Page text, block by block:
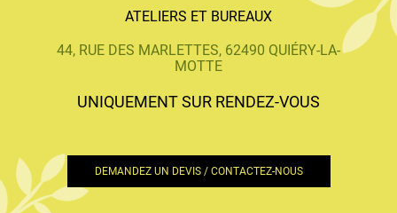
ATELIERS ET BUREAUX
44, RUE DES MARLETTES, 62490 QUIÉRY-LA-
MOTTE
UNIQUEMENT SUR RENDEZ-VOUS
DEMANDEZ UN DEVIS / CONTACTEZ-NOUS